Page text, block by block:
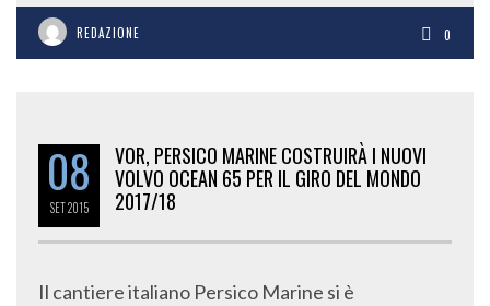
REDAZIONE 0
08
SET2015
VOR, PERSICO MARINE COSTRUIRÀ I NUOVI
VOLVO OCEAN 65 PER IL GIRO DEL MONDO
2017/18
Il cantiere italiano Persico Marine si è